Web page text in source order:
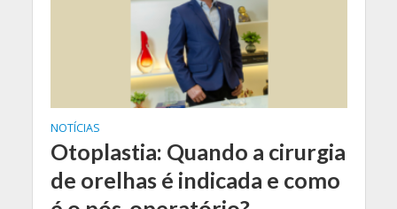
NOTÍCIAS
Otoplastia: Quando a cirurgia
de orelhas é indicada e como